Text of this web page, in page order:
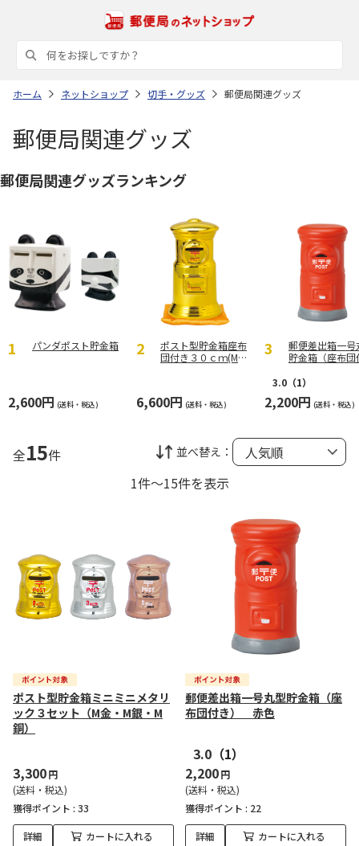
ホーム ネットショップ 切手・グッズ 郵便局関連グッズ
郵便局関連グッズ
郵便局関連グッズランキング
パンダポスト貯金箱
2,600円 (送料・税込)
ポスト型貯金箱座布
団付き３０ｃｍ(M
6,600円 (送料・税込)
郵便差出箱一号
貯金箱（座布団
3.0 （1）
2,200円 (送料・税込)
全15件 並べ替え：
1件～15件を表示
ポスト型貯金箱ミニミニメタリ
ック３セット（M金・M銀・M
銅）
3,300円
(送料・税込)
獲得ポイント : 33
詳細 カートに入れる
郵便差出箱一号丸型貯金箱（座
布団付き） 赤色
3.0 （1）
2,200円
(送料・税込)
獲得ポイント : 22
詳細 カートに入れる